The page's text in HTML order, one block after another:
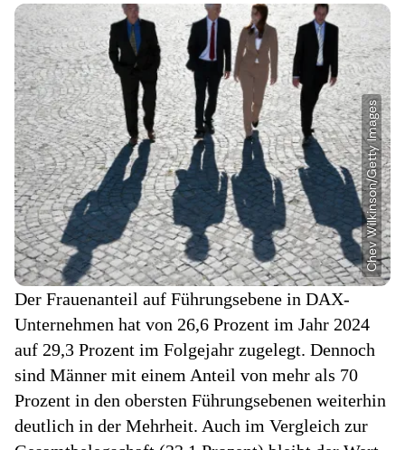
Der Frauenanteil auf Führungsebene in DAX-
Unternehmen hat von 26,6 Prozent im Jahr 2024
auf 29,3 Prozent im Folgejahr zugelegt. Dennoch
sind Männer mit einem Anteil von mehr als 70
Prozent in den obersten Führungsebenen weiterhin
deutlich in der Mehrheit. Auch im Vergleich zur